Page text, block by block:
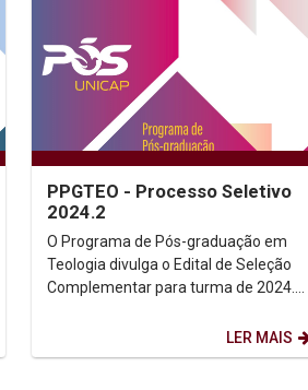
PPGTEO - Processo Seletivo
2024.2
O Programa de Pós-graduação em
Teologia divulga o Edital de Seleção
Complementar para turma de 2024.
Complementar Edital 2024 -...LER MAIS